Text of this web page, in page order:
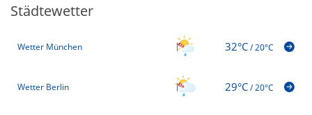
Städtewetter
Wetter München 32°C/20°C
Wetter Berlin 29°C/20°C